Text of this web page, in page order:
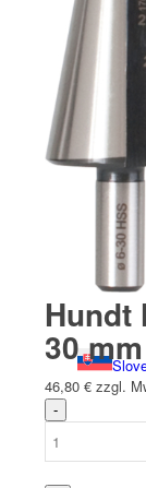
Hundt
30 mm
46,80 € zzgl.